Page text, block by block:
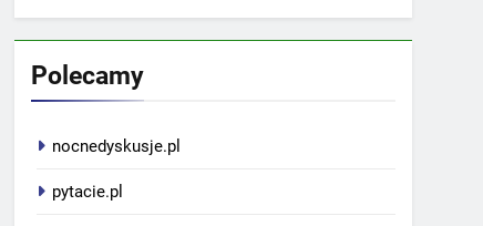
Polecamy
nocnedyskusje.pl
pytacie.pl